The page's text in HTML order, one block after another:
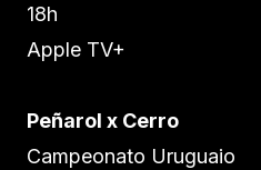
18h
Apple TV+
Peñarol x Cerro
Campeonato Uruguaio